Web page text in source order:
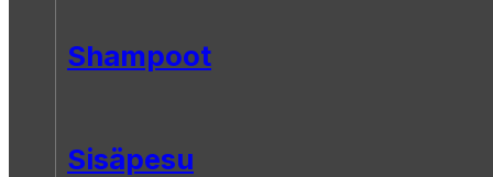
Shampoot
Sisäpesu